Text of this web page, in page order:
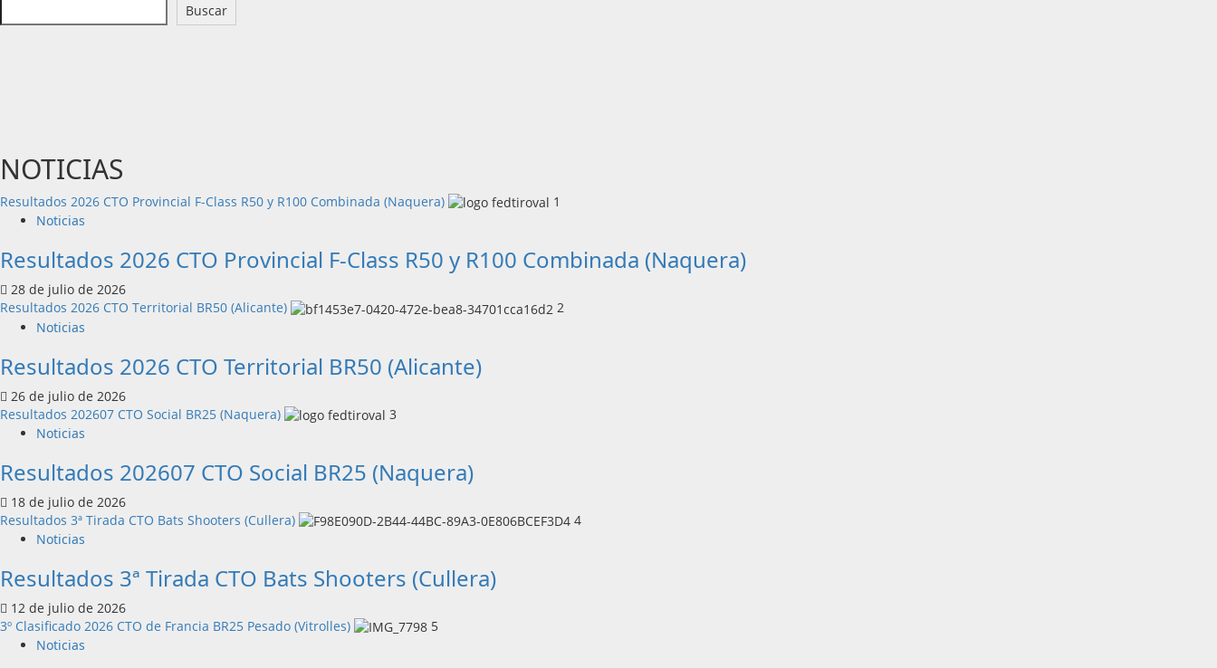
Buscar
NOTICIAS
Resultados 2026 CTO Provincial F-Class R50 y R100 Combinada (Naquera)
1
Noticias
Resultados 2026 CTO Provincial F-Class R50 y R100 Combinada (Naquera)
28 de julio de 2026
Resultados 2026 CTO Territorial BR50 (Alicante)
2
Noticias
Resultados 2026 CTO Territorial BR50 (Alicante)
26 de julio de 2026
Resultados 202607 CTO Social BR25 (Naquera)
3
Noticias
Resultados 202607 CTO Social BR25 (Naquera)
18 de julio de 2026
Resultados 3ª Tirada CTO Bats Shooters (Cullera)
4
Noticias
Resultados 3ª Tirada CTO Bats Shooters (Cullera)
12 de julio de 2026
3º Clasificado 2026 CTO de Francia BR25 Pesado (Vitrolles)
5
Noticias